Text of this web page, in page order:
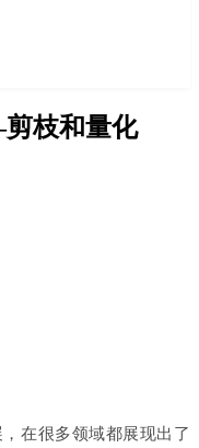
枝和量化
在很多领域都展现出了